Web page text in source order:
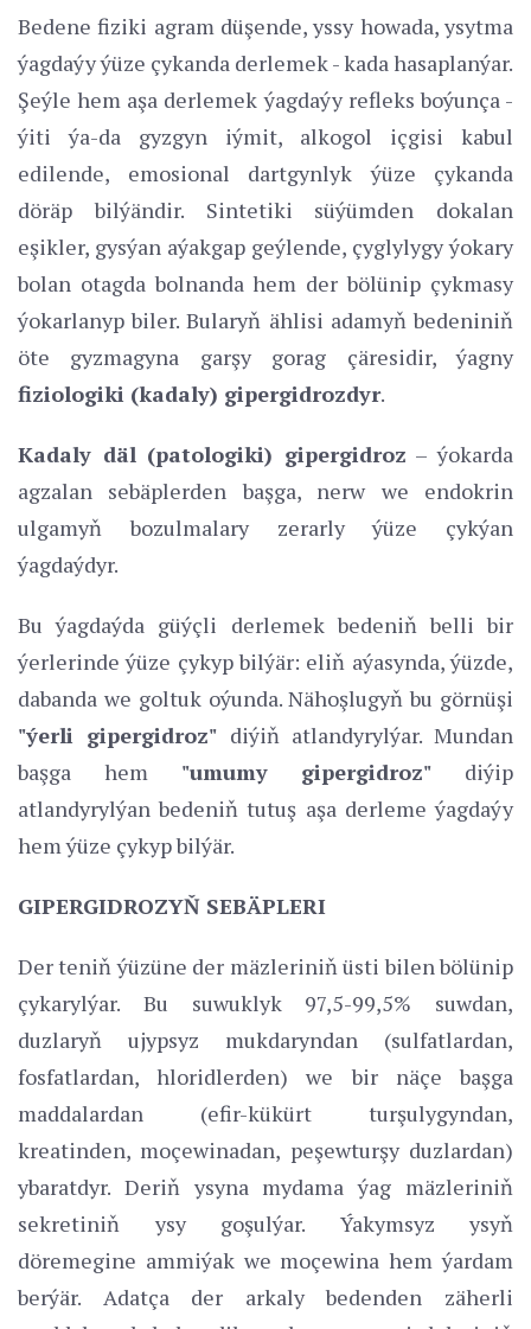
Bedene fiziki agram düşende, yssy howada, ysytma
ýagdaýy ýüze çykanda derlemek - kada hasaplanýar.
Şeýle hem aşa derlemek ýagdaýy refleks boýunça -
ýiti ýa-da gyzgyn iýmit, alkogol içgisi kabul
edilende, emosional dartgynlyk ýüze çykanda
döräp bilýändir. Sintetiki süýümden dokalan
eşikler, gysýan aýakgap geýlende, çyglylygy ýokary
bolan otagda bolnanda hem der bölünip çykmasy
ýokarlanyp biler. Bularyň ählisi adamyň bedeniniň
öte gyzmagyna garşy gorag çäresidir, ýagny
fiziologiki (kadaly) gipergidrozdyr.
Kadaly däl (patologiki) gipergidroz – ýokarda
agzalan sebäplerden başga, nerw we endokrin
ulgamyň bozulmalary zerarly ýüze çykýan
ýagdaýdyr.
Bu ýagdaýda güýçli derlemek bedeniň belli bir
ýerlerinde ýüze çykyp bilýär: eliň aýasynda, ýüzde,
dabanda we goltuk oýunda. Nähoşlugyň bu görnüşi
"ýerli gipergidroz" diýiň atlandyrylýar. Mundan
başga hem "umumy gipergidroz" diýip
atlandyrylýan bedeniň tutuş aşa derleme ýagdaýy
hem ýüze çykyp bilýär.
GIPERGIDROZYŇ SEBÄPLERI
Der teniň ýüzüne der mäzleriniň üsti bilen bölünip
çykarylýar. Bu suwuklyk 97,5-99,5% suwdan,
duzlaryň ujypsyz mukdaryndan (sulfatlardan,
fosfatlardan, hloridlerden) we bir näçe başga
maddalardan (efir-kükürt turşulygyndan,
kreatinden, moçewinadan, peşewturşy duzlardan)
ybaratdyr. Deriň ysyna mydama ýag mäzleriniň
sekretiniň ysy goşulýar. Ýakymsyz ysyň
döremegine ammiýak we moçewina hem ýardam
berýär. Adatça der arkaly bedenden zäherli